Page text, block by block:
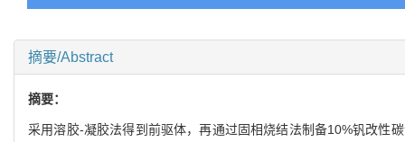
摘要/Abstract
摘要：
采用溶胶-凝胶法得到前驱体，再通过固相烧结法制备10%钒改性